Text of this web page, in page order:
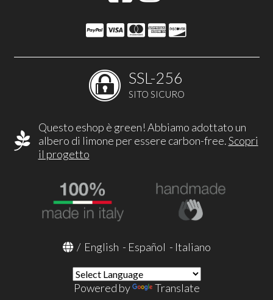
SSL-256
SITO SICURO
Questo eshop è green! Abbiamo adottato un
albero di limone per essere carbon-free.Scopri
il progetto
/ English - Español - Italiano
Powered by Translate